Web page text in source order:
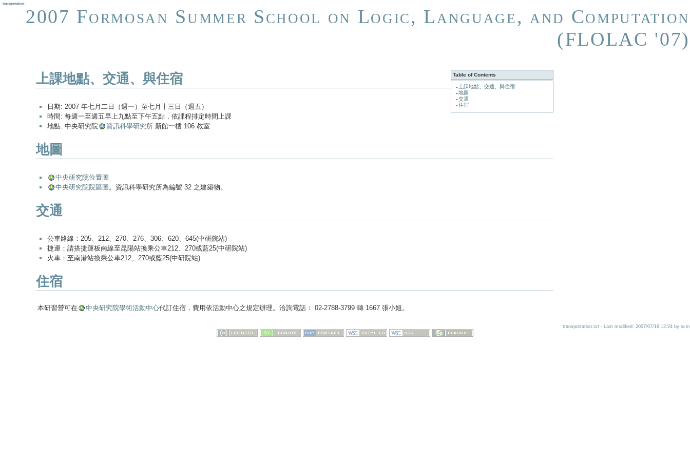
transportation
2007 Formosan Summer School on Logic, Language, and Computation
(FLOLAC '07)
Table of Contents
上課地點、交通、與住宿
地圖
交通
住宿
上課地點、交通、與住宿
日期: 2007 年七月二日（週一）至七月十三日（週五）
時間: 每週一至週五早上九點至下午五點，依課程排定時間上課
地點: 中央研究院
資訊科學研究所 新館一樓 106 教室
地圖
中央研究院位置圖
中央研究院院區圖 。資訊科學研究所為編號 32 之建築物。
交通
公車路線：205、212、270、276、306、620、645(中研院站)
捷運：請搭捷運板南線至昆陽站換乘公車212、270或藍25(中研院站)
火車：至南港站換乘公車212、270或藍25(中研院站)
住宿
本研習營可在 中央研究院學術活動中心代訂住宿，費用依活動中心之規定辦理。洽詢電話： 02-2788-3799 轉 1667 張小姐。
transportation.txt · Last modified: 2007/07/19 12:24 by scm